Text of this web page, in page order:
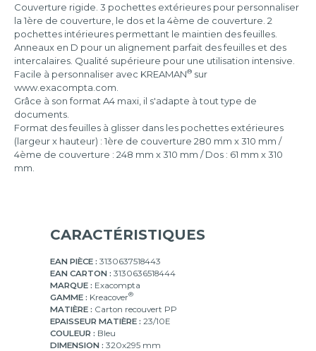
Couverture rigide. 3 pochettes extérieures pour personnaliser
la 1ère de couverture, le dos et la 4ème de couverture. 2
pochettes intérieures permettant le maintien des feuilles.
Anneaux en D pour un alignement parfait des feuilles et des
intercalaires. Qualité supérieure pour une utilisation intensive.
Facile à personnaliser avec KREAMAN® sur
www.exacompta.com.
Grâce à son format A4 maxi, il s'adapte à tout type de
documents.
Format des feuilles à glisser dans les pochettes extérieures
(largeur x hauteur) : 1ère de couverture 280 mm x 310 mm /
4ème de couverture : 248 mm x 310 mm / Dos : 61 mm x 310
mm.
CARACTÉRISTIQUES
EAN PIÈCE : 3130637518443
EAN CARTON : 3130636518444
MARQUE : Exacompta
GAMME : Kreacover®
MATIÈRE : Carton recouvert PP
EPAISSEUR MATIÈRE : 23/10E
COULEUR : Bleu
DIMENSION : 320x295 mm